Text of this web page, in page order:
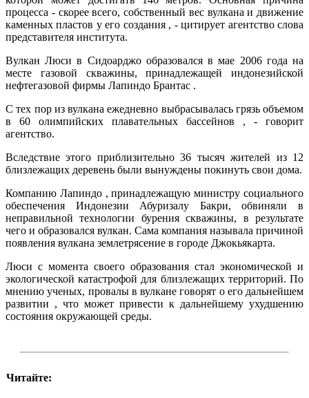
процесса - скорее всего, собственный вес вулкана и движение
каменных пластов у его создания , - цитирует агентство слова
представителя института.
Вулкан Люси в Сидоарджо образовался в мае 2006 года на
месте газовой скважины, принадлежащей индонезийской
нефтегазовой фирмы Лапиндо Брантас .
С тех пор из вулкана ежедневно выбрасывалась грязь объемом
в 60 олимпийских плавательных бассейнов , - говорит
агентство.
Вследствие этого приблизительно 36 тысяч жителей из 12
близлежащих деревень были вынуждены покинуть свои дома.
Компанию Лапиндо , принадлежащую министру социального
обеспечения Индонезии Абуризалу Бакри, обвиняли в
неправильной технологии бурения скважины, в результате
чего и образовался вулкан. Сама компания называла причиной
появления вулкана землетрясение в городе Джокьякарта.
Люси с момента своего образования стал экономической и
экологической катастрофой для близлежащих территорий. По
мнению ученых, провалы в вулкане говорят о его дальнейшем
развитии , что может привести к дальнейшему ухудшению
состояния окружающей среды.
Читайте: